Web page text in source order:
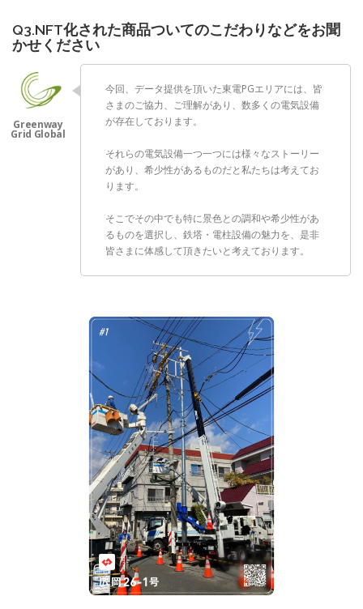
Q3.NFT化された商品ついてのこだわりなどをお聞
かせください
今回、データ提供を頂いた東電PGエリアには、皆
さまのご協力、ご理解があり、数多くの電気設備
が存在しております。
それらの電気設備一つ一つには様々なストーリー
があり、希少性があるものだと私たちは考えてお
ります。
そこでその中でも特に景色との調和や希少性があ
るものを選択し、鉄塔・電柱設備の魅力を、是非
皆さまに体感して頂きたいと考えております。